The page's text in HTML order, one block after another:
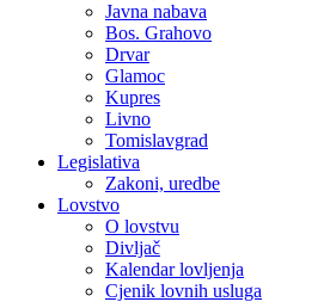
Javna nabava
Bos. Grahovo
Drvar
Glamoc
Kupres
Livno
Tomislavgrad
Legislativa
Zakoni, uredbe
Lovstvo
O lovstvu
Divljač
Kalendar lovljenja
Cjenik lovnih usluga